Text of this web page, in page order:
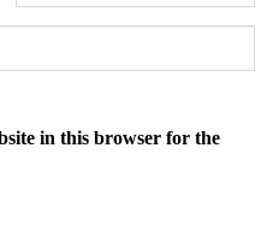
in this browser for the